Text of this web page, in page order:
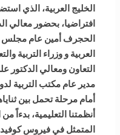
الخليج العربية، الذي
افتراضيا، بحضور معالي
الحجرف أمين عام مجلس
العربية و وزراء التربية
التعاون ومعالي الدكتور
مدير عام مكتب التربية
أمام مرحلة تحمل بين
أنظمتنا التعليمية، بدءاً